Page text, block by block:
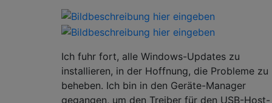
Ich fuhr fort, alle Windows-Updates zu
installieren, in der Hoffnung, die Probleme zu
beheben. Ich bin in den Geräte-Manager
gegangen, um den Treiber für den USB-Host-